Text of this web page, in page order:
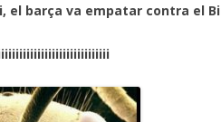
el barça va empatar contra el